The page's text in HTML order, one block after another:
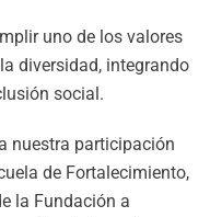
uno de los valores
diversidad, integrando
social.
nuestra participación
de Fortalecimiento,
la Fundación a